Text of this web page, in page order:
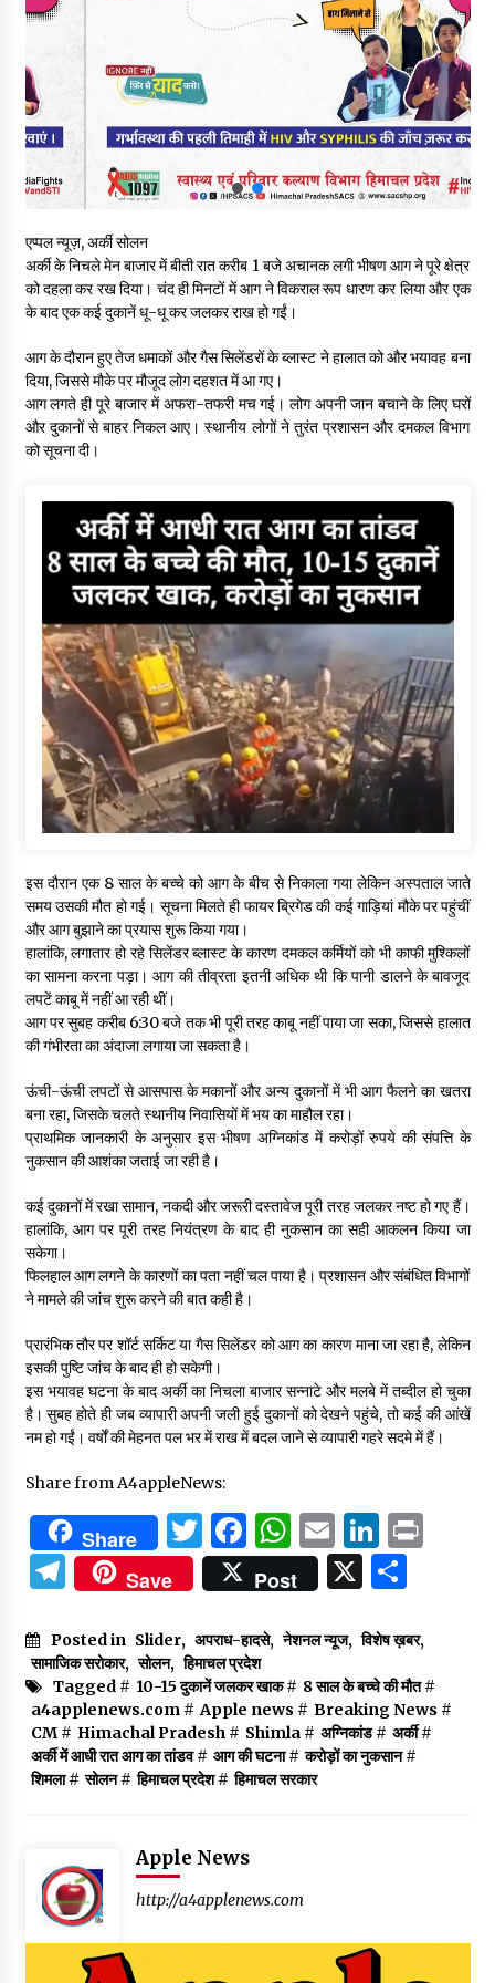
हिमाचल सरकार मछुआरों को नावों और मछली पकड़ने के उपकरणों पर डे रही
08/08/2026
चंबा के बैरागढ़ में दर्दनाक बस हादसा, 7 की मौत, 11 घायल, राज्यपाल CM व
कुलदीप पठानिया सहित नेताओं ने जताया शोक
08/08/2026
08/08/2026
इस्तीफा
08/08/2026
हमीरपुर के बड़सर में मनाया जाएगा राज्यस्तरीय स्वतंत्रता दिवस समारोह, CM
एप्पल न्यूज़, अर्की सोलन
अर्की के निचले मेन बाजार में बीती रात करीब 1 बजे अचानक लगी भीषण आग ने पूरे क्षेत्र
को दहला कर रख दिया। चंद ही मिनटों में आग ने विकराल रूप धारण कर लिया और एक
के बाद एक कई दुकानें धू-धू कर जलकर राख हो गईं।
आग के दौरान हुए तेज धमाकों और गैस सिलेंडरों के ब्लास्ट ने हालात को और भयावह बना
दिया, जिससे मौके पर मौजूद लोग दहशत में आ गए।
आग लगते ही पूरे बाजार में अफरा-तफरी मच गई। लोग अपनी जान बचाने के लिए घरों
और दुकानों से बाहर निकल आए। स्थानीय लोगों ने तुरंत प्रशासन और दमकल विभाग
को सूचना दी।
इस दौरान एक 8 साल के बच्चे को आग के बीच से निकाला गया लेकिन अस्पताल जाते
समय उसकी मौत हो गई। सूचना मिलते ही फायर ब्रिगेड की कई गाड़ियां मौके पर पहुंचीं
और आग बुझाने का प्रयास शुरू किया गया।
हालांकि, लगातार हो रहे सिलेंडर ब्लास्ट के कारण दमकल कर्मियों को भी काफी मुश्किलों
का सामना करना पड़ा। आग की तीव्रता इतनी अधिक थी कि पानी डालने के बावजूद
लपटें काबू में नहीं आ रही थीं।
आग पर सुबह करीब 6:30 बजे तक भी पूरी तरह काबू नहीं पाया जा सका, जिससे हालात
की गंभीरता का अंदाजा लगाया जा सकता है।
ऊंची-ऊंची लपटों से आसपास के मकानों और अन्य दुकानों में भी आग फैलने का खतरा
बना रहा, जिसके चलते स्थानीय निवासियों में भय का माहौल रहा।
प्राथमिक जानकारी के अनुसार इस भीषण अग्निकांड में करोड़ों रुपये की संपत्ति के
नुकसान की आशंका जताई जा रही है।
कई दुकानों में रखा सामान, नकदी और जरूरी दस्तावेज पूरी तरह जलकर नष्ट हो गए हैं।
हालांकि, आग पर पूरी तरह नियंत्रण के बाद ही नुकसान का सही आकलन किया जा
सकेगा।
फिलहाल आग लगने के कारणों का पता नहीं चल पाया है। प्रशासन और संबंधित विभागों
ने मामले की जांच शुरू करने की बात कही है।
प्रारंभिक तौर पर शॉर्ट सर्किट या गैस सिलेंडर को आग का कारण माना जा रहा है, लेकिन
इसकी पुष्टि जांच के बाद ही हो सकेगी।
इस भयावह घटना के बाद अर्की का निचला बाजार सन्नाटे और मलबे में तब्दील हो चुका
है। सुबह होते ही जब व्यापारी अपनी जली हुई दुकानों को देखने पहुंचे, तो कई की आंखें
नम हो गईं। वर्षों की मेहनत पल भर में राख में बदल जाने से व्यापारी गहरे सदमे में हैं।
Share from A4appleNews:
Share Twitter
Facebook
WhatsApp
Email
Telegram
Save Post X
Posted in Slider, अपराध-हादसे, नेशनल न्यूज, विशेष ख़बर,
सामाजिक सरोकार, सोलन, हिमाचल प्रदेश
Tagged # 10-15 दुकानें जलकर खाक# 8 साल के बच्चे की मौत#
a4applenews.com# Apple news # Breaking News #
CM# Himachal Pradesh# Shimla# अग्निकांड# अर्की#
अर्की में आधी रात आग का तांडव# आग की घटना# करोड़ों का नुकसान#
शिमला# सोलन# हिमाचल प्रदेश# हिमाचल सरकार
Apple News
http://a4applenews.com